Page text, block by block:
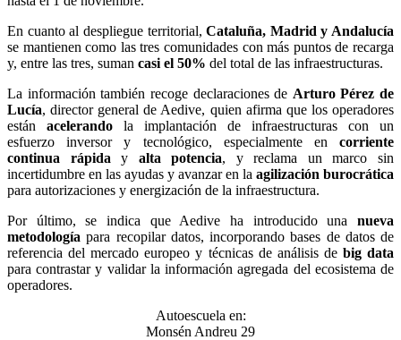
En cuanto al despliegue territorial,Cataluña, Madrid y Andalucía
se mantienen como las tres comunidades con más puntos de recarga
y, entre las tres, suman casi el 50% del total de las infraestructuras.
La información también recoge declaraciones de Arturo Pérez de
Lucía, director general de Aedive, quien afirma que los operadores
están acelerando la implantación de infraestructuras con un
esfuerzo inversor y tecnológico, especialmente en corriente
continua rápiday alta potencia, y reclama un marco sin
incertidumbre en las ayudas y avanzar en la agilización burocrática
para autorizaciones y energización de la infraestructura.
Por último, se indica que Aedive ha introducido una nueva
metodología para recopilar datos, incorporando bases de datos de
referencia del mercado europeo y técnicas de análisis de big data
para contrastar y validar la información agregada del ecosistema de
operadores.
Autoescuela en:
Monsén Andreu 29